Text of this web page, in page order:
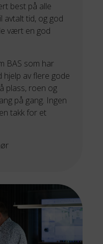
best på alle
avtalt tid, og god
vært en god
BAS som har
hjelp av flere gode
plass, roen og
på gang. Ingen
takk for et